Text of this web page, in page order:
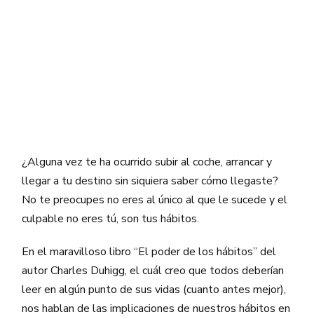
¿Alguna vez te ha ocurrido subir al coche, arrancar y
llegar a tu destino sin siquiera saber cómo llegaste?
No te preocupes no eres al único al que le sucede y el
culpable no eres tú, son tus hábitos.
En el maravilloso libro “El poder de los hábitos” del
autor Charles Duhigg, el cuál creo que todos deberían
leer en algún punto de sus vidas (cuanto antes mejor),
nos hablan de las implicaciones de nuestros hábitos en